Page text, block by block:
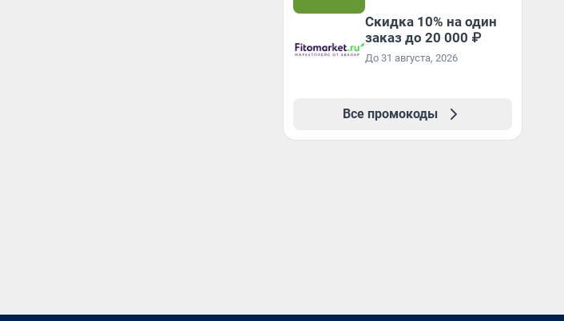
Скидка 10% на один
заказ до 20 000 ₽
До 31 августа, 2026
Все промокоды